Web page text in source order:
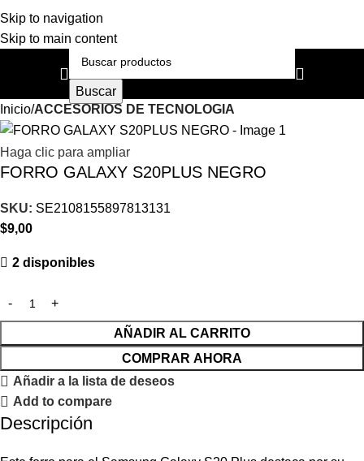
Skip to navigation
Skip to main content
Buscar
Inicio ACCESORIOS DE TECNOLOGIA
Haga clic para ampliar
FORRO GALAXY S20PLUS NEGRO
SKU: SE2108155897813131
$9,00
2 disponibles
AÑADIR AL CARRITO
COMPRAR AHORA
Añadir a la lista de deseos
Add to compare
Descripción